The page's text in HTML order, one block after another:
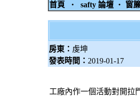
首頁 ‧ safty 論壇 ‧ 窗
房東： 虔坤
發表時間： 2019-01-17
工廠內作一個活動對開拉